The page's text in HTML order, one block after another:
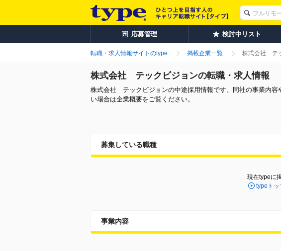
応募管理 検討中リスト
転職・求人情報サイトのtype 掲載企業一覧 株式会社 テ
株式会社 テックビジョンの転職・求人情報
株式会社 テックビジョンの中途採用情報です。同社の事業内容
い場合は企業概要をご覧ください。
募集している職種
現在typeに
typeトッ
事業内容